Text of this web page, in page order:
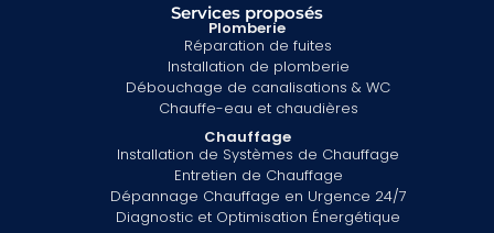
Services proposés
Plomberie
Réparation de fuites
Installation de plomberie
Débouchage de canalisations & WC
Chauffe-eau et chaudières
Chauffage
Installation de Systèmes de Chauffage
Entretien de Chauffage
Dépannage Chauffage en Urgence 24/7
Diagnostic et Optimisation Énergétique